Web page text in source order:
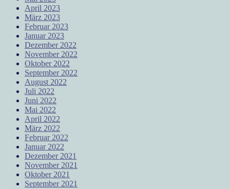
April 2023
März 2023
Februar 2023
Januar 2023
Dezember 2022
November 2022
Oktober 2022
September 2022
August 2022
Juli 2022
Juni 2022
Mai 2022
April 2022
März 2022
Februar 2022
Januar 2022
Dezember 2021
November 2021
Oktober 2021
September 2021